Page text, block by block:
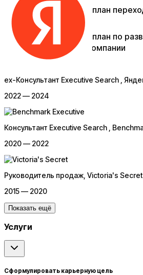
Сформулировать план
должность
Сформулировать план по
внутри текущей компании
ex-Консультант Executive Search
,
2022 — 2024
Консультант Executive Search
,
2020 — 2022
Руководитель продаж , Victoria's Secret
2015 — 2020
Показать ещё
Услуги
Сформулировать карьерную цель